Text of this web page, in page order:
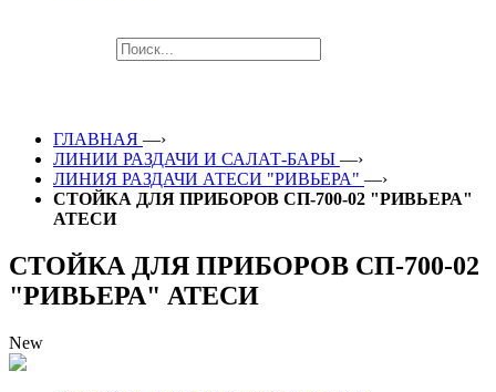
ГЛАВНАЯ —›
ЛИНИИ РАЗДАЧИ И САЛАТ-БАРЫ —›
ЛИНИЯ РАЗДАЧИ АТЕСИ "РИВЬЕРА" —›
СТОЙКА ДЛЯ ПРИБОРОВ СП-700-02 "РИВЬЕРА"
АТЕСИ
СТОЙКА ДЛЯ ПРИБОРОВ СП-700-02
"РИВЬЕРА" АТЕСИ
New